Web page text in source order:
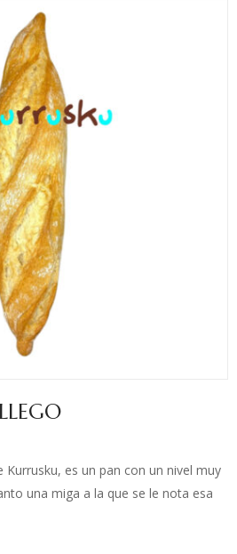
Kurrusku, es un pan con un nivel muy
una miga a la que se le nota esa